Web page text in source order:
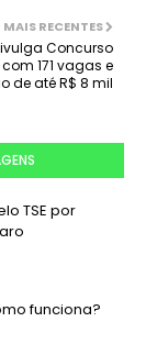
MAIS RECENTES
Concurso
171 vagas e
de até R$ 8 mil
TSE por
funciona?